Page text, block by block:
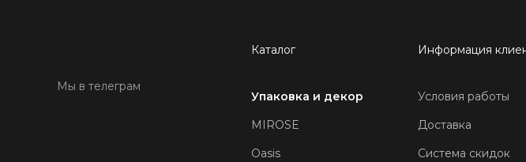
Мы в телеграм
Каталог
Упаковка и декор
MIROSE
Oasis
Информация
Условия работы
Доставка
Система скидок